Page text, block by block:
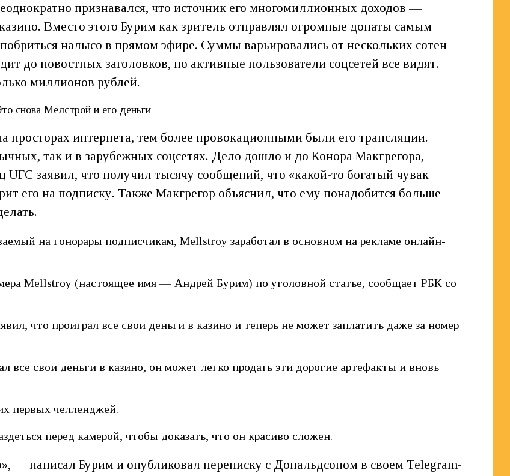
признавался, что источник его многомиллионных доходов —
Вместо этого Бурим как зритель отправлял огромные донаты самым
налысо в прямом эфире. Суммы варьировались от нескольких сотен
до новостных заголовков, но активные пользователи соцсетей все видят.
миллионов рублей.
снова Мелстрой и его деньги
просторах интернета, тем более провокационными были его трансляции.
так и в зарубежных соцсетях. Дело дошло и до Конора Макгрегора,
UFC заявил, что получил тысячу сообщений, что «какой-то богатый чувак
его на подписку. Также Макгрегор объяснил, что ему понадобится больше
на гонорары подписчикам, Mellstroy заработал в основном на рекламе онлайн-
Mellstroy (настоящее имя — Андрей Бурим) по уголовной статье, сообщает РБК со
что проиграл все свои деньги в казино и теперь не может заплатить даже за номер
все свои деньги в казино, он может легко продать эти дорогие артефакты и вновь
первых челленджей.
перед камерой, чтобы доказать, что он красиво сложен.
— написал Бурим и опубликовал переписку с Дональдсоном в своем Telegram-